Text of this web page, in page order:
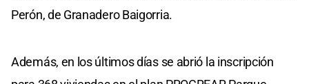
Perón, de Granadero Baigorria.
Además, en los últimos días se abrió la inscripción